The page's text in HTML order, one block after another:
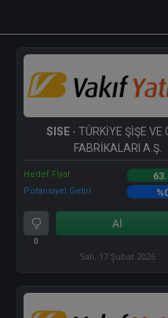
SISE- TÜRKİYE ŞİŞE VE
FABRİKALARI A.Ş.
Hedef Fiyat
Potansiyel Getiri
0
Al
Salı, 17 Şubat 2026